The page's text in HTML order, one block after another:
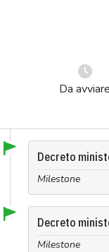
Da
Decreto
Milestone
Decreto
Milestone